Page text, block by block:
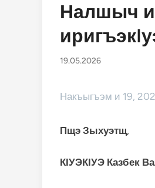
Налшыч
19.05.2026
Накъыгъэм и 19,
Пщэ Зыхуэтщ,
КӀУЭКӀУЭ Казбек